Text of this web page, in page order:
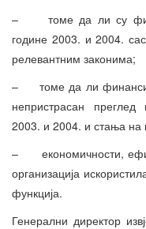
– томе да ли су
године 2003. и 2004.
релевантним законима;
– томе да ли
непристрасан
2003. и 2004. и стања на
– економичности,
организација
функција.
Генерални директор